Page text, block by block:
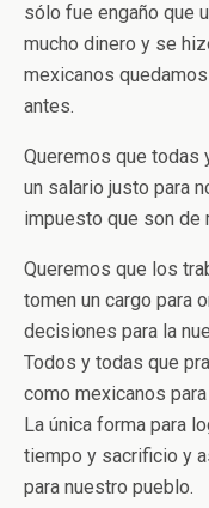
sólo fue engaño que
mucho dinero y se
mexicanos
antes.
Queremos que todas
un salario justo para
impuesto que son de
Queremos que los
tomen un cargo para
decisiones para la
Todos y todas que
como mexicanos
La única forma para
tiempo y sacrificio y
para nuestro pueblo.